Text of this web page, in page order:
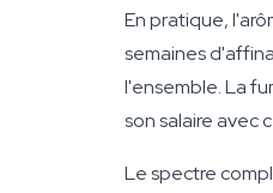
En pratique,
semaines
l'ensemble. La
son salaire avec
Le spectre